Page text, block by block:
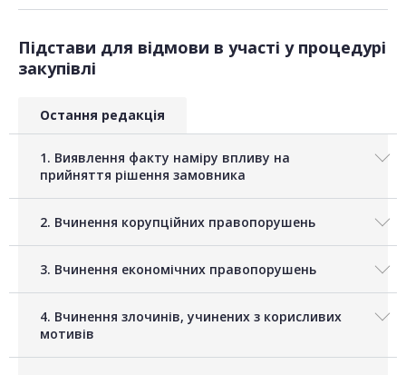
Підстави для відмови в участі у процедурі
закупівлі
Остання редакція
1. Виявлення факту наміру впливу на
прийняття рішення замовника
2. Вчинення корупційних правопорушень
3. Вчинення економічних правопорушень
4. Вчинення злочинів, учинених з корисливих
мотивів